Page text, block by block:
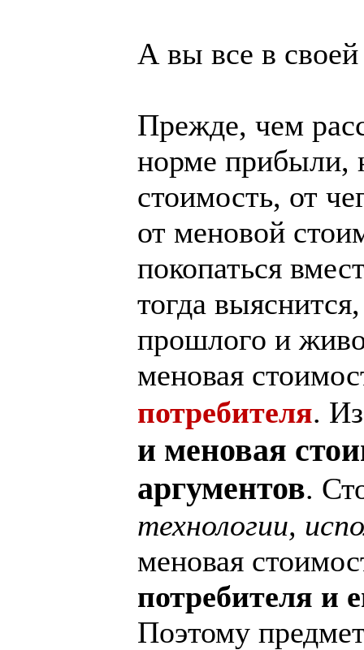
А вы все в
Прежде, чем
норме прибыли,
стоимость, от
от меновой
покопаться
тогда
прошлого и
меновая
потребителя.
и меновая
аргументов.
технологии,
меновая
потребителя и
Поэтому